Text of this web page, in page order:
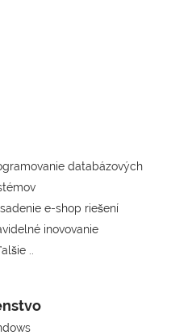
databázových
e-shop riešení
inovovanie
..